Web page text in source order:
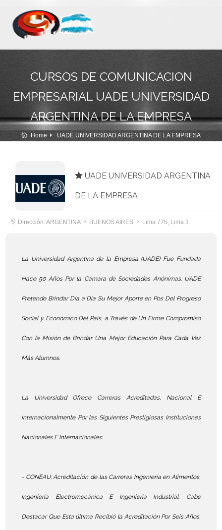
CURSOS DE COMUNICACION
EMPRESARIAL UADE UNIVERSIDAD
ARGENTINA DE LA EMPRESA
Home UADE UNIVERSIDAD ARGENTINA DE LA EMPRESA
UADE UNIVERSIDAD ARGENTINA
DE LA EMPRESA
Dirección: ARGENTINA BUENOS AIRES Lima 775, Lima 3
La Universidad Argentina de la Empresa (UADE) Fue Fundada
Hace 50 Años Por la Cámara de Sociedades Anónimas. UADE
Pretende Brindar Día a Día Su Mejor Aporte en Pos Del Progreso
Social y Económico Del País, a Través de Un Firme Compromiso
Con la Misión de Brindar Una Mejor Educación Para Cada Vez
Más Alumnos.
La Universidad Ofrece Carreras Acreditadas, Nacional E
Internacionalmente Por las Siguientes Prestigiosas Instituciones
Nacionales E Internacionales:
- CONEAU: Acreditación de las Carreras Ingeniería en Alimentos,
Ingeniería Electromecánica E Ingeniería Industrial. Cabe
Destacar Que Esta última Recibió la Acreditación Por Seis Años,